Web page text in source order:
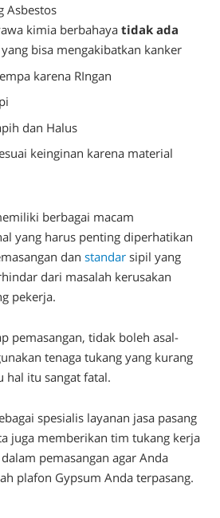
Asbestos
kimia berbahaya tidak ada
bisa mengakibatkan kanker
karena RIngan
dan Halus
keinginan karena material
berbagai macam
yang harus penting diperhatikan
dan standar sipil yang
dari masalah kerusakan
pekerja.
pemasangan, tidak boleh asal-
tenaga tukang yang kurang
hal itu sangat fatal.
spesialis layanan jasa pasang
juga memberikan tim tukang kerja
pemasangan agar Anda
plafon Gypsum Anda terpasang.